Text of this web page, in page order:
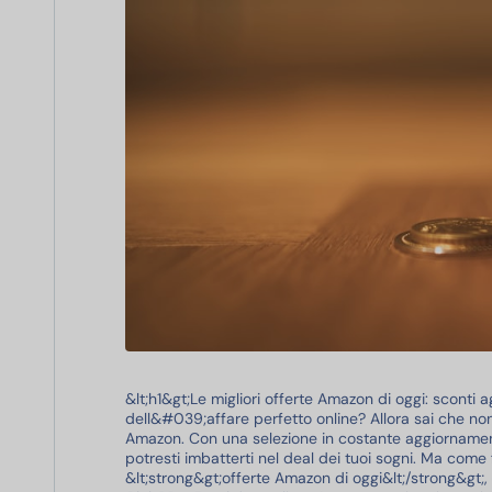
&lt;h1&gt;Le migliori offerte Amazon di oggi: sconti
dell&#039;affare perfetto online? Allora sai che
Amazon. Con una selezione in costante
potresti imbatterti nel deal dei tuoi sogni. Ma
&lt;strong&gt;offerte Amazon di oggi&lt;/